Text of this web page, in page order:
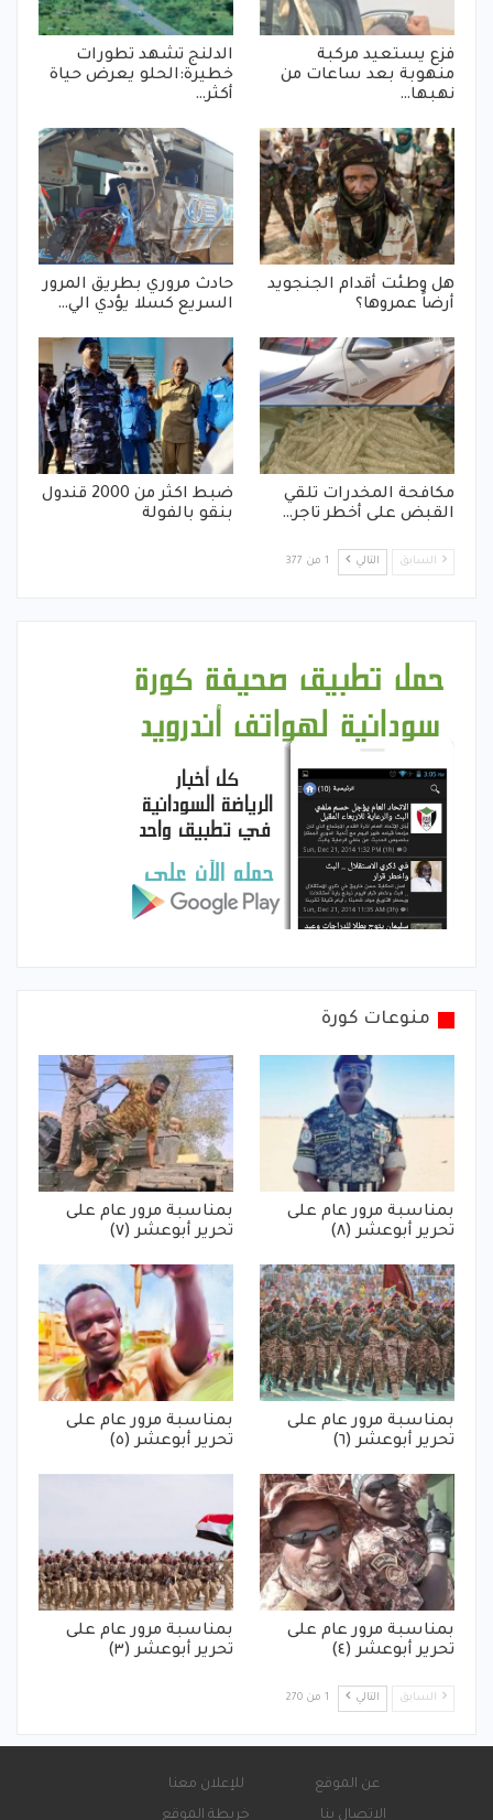
فزع يستعيد مركبة
منهوبة بعد ساعات من
نهبها…
الدلنج تشهد تطورات
خطيرة:الحلو يعرض حياة
أكثر…
هل وطئت أقدام الجنجويد
أرضاً عمروها؟
حادث مروري بطريق المرور
السريع كسلا يؤدي الي…
مكافحة المخدرات تلقي
القبض على أخطر تاجر…
ضبط اكثر من 2000 قندول
بنقو بالفولة
السابق التالي 1 من 377
منوعات كورة
بمناسبة مرور عام على
تحرير أبوعشر (٨)
بمناسبة مرور عام على
تحرير أبوعشر (٧)
بمناسبة مرور عام على
تحرير أبوعشر (٦)
بمناسبة مرور عام على
تحرير أبوعشر (٥)
بمناسبة مرور عام على
تحرير أبوعشر (٤)
بمناسبة مرور عام على
تحرير أبوعشر (٣)
السابق التالي 1 من 270
عن الموقع
للإعلان معنا
الاتصال بنا
خريطة الموقع